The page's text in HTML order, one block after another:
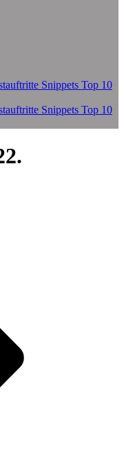
Snippets Top 10
Snippets Top 10